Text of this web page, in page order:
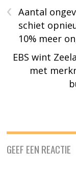
‹
Aantal
schiet
10% meer
EBS wint
met
GEEF EEN REACTIE